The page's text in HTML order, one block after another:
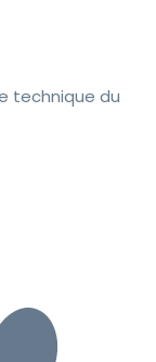
technique du